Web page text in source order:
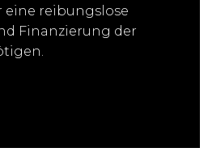
eine reibungslose
Finanzierung der